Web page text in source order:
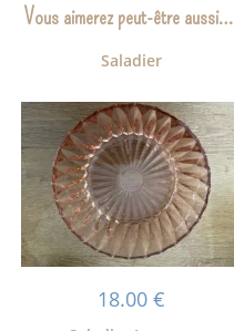
Vous aimerez peut-être aussi…
Saladier
18.00 €